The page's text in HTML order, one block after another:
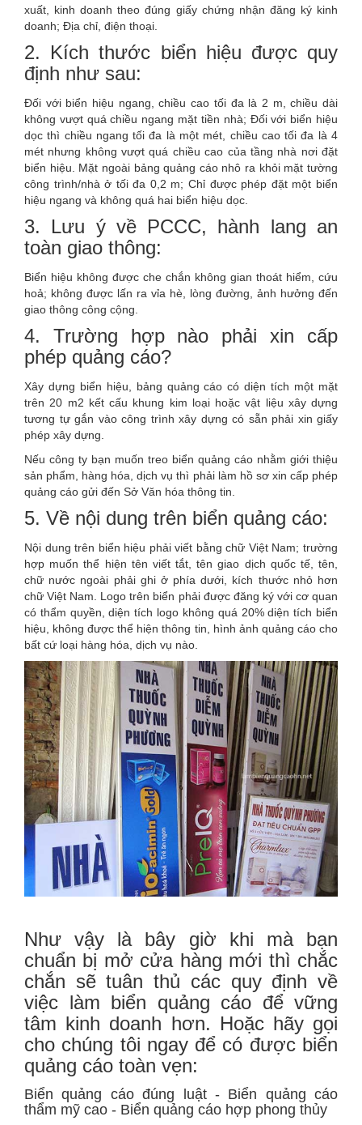
xuất, kinh doanh theo đúng giấy chứng nhận đăng ký kinh
doanh; Địa chỉ, điện thoại.
2. Kích thước biển hiệu được quy
định như sau:
Đối với biển hiệu ngang, chiều cao tối đa là 2 m, chiều dài
không vượt quá chiều ngang mặt tiền nhà; Đối với biển hiệu
dọc thì chiều ngang tối đa là một mét, chiều cao tối đa là 4
mét nhưng không vượt quá chiều cao của tầng nhà nơi đặt
biển hiệu. Mặt ngoài bảng quảng cáo nhô ra khỏi mặt tường
công trình/nhà ở tối đa 0,2 m; Chỉ được phép đặt một biển
hiệu ngang và không quá hai biển hiệu dọc.
3. Lưu ý về PCCC, hành lang an
toàn giao thông:
Biển hiệu không được che chắn không gian thoát hiểm, cứu
hoả; không được lấn ra vỉa hè, lòng đường, ảnh hưởng đến
giao thông công cộng.
4. Trường hợp nào phải xin cấp
phép quảng cáo?
Xây dựng biển hiệu, bảng quảng cáo có diện tích một mặt
trên 20 m2 kết cấu khung kim loại hoặc vật liệu xây dựng
tương tự gắn vào công trình xây dựng có sẵn phải xin giấy
phép xây dựng.
Nếu công ty bạn muốn treo biển quảng cáo nhằm giới thiệu
sản phẩm, hàng hóa, dịch vụ thì phải làm hồ sơ xin cấp phép
quảng cáo gửi đến Sở Văn hóa thông tin.
5. Về nội dung trên biển quảng cáo:
Nội dung trên biển hiệu phải viết bằng chữ Việt Nam; trường
hợp muốn thể hiện tên viết tắt, tên giao dịch quốc tế, tên,
chữ nước ngoài phải ghi ở phía dưới, kích thước nhỏ hơn
chữ Việt Nam. Logo trên biển phải được đăng ký với cơ quan
có thẩm quyền, diện tích logo không quá 20% diện tích biển
hiệu, không được thể hiện thông tin, hình ảnh quảng cáo cho
bất cứ loại hàng hóa, dịch vụ nào.
Như vậy là bây giờ khi mà bạn
chuẩn bị mở cửa hàng mới thì chắc
chắn sẽ tuân thủ các quy định về
việc làm biển quảng cáo để vững
tâm kinh doanh hơn. Hoặc hãy gọi
cho chúng tôi ngay để có được biển
quảng cáo toàn vẹn:
Biển quảng cáo đúng luật - Biển quảng cáo
thẩm mỹ cao - Biển quảng cáo hợp phong thủy